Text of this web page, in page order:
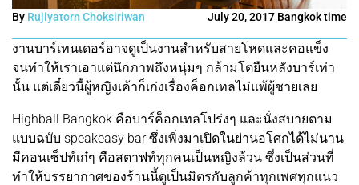
By Rujiyatorn Choksiriwan July 20, 2017 Bangkok time
งานบาร์เทนเดอร์อาจดูเป็นงานสำหรับสายโหดและคอแข็ง
จนทำให้เราเอาแต่นึกภาพถึงหนุ่มๆ กล้ามโตยืนหลังบาร์เท่า
นั้น แต่เดี๋ยวนี้ผู้หญิงเค้าก็เก่งเรื่องค็อกเทลไม่แพ้ผู้ชายเลย
Highball Bangkok คือบาร์ค็อกเทลโปร่งๆ และนั่งสบายตาม
แบบฉบับ speakeasy bar ซึ่งเพิ่งมาเปิดในย่านอโศกได้ไม่นาน
มีคอนเซ็ปท์เก๋ๆ คือสตาฟท์ทุกคนเป็นหญิงล้วน ซึ่งเป็นส่วนที่
ทำให้บรรยากาศของร้านนี้ดูเป็นมิตรกับลูกค้าทุกเพศทุกแนว